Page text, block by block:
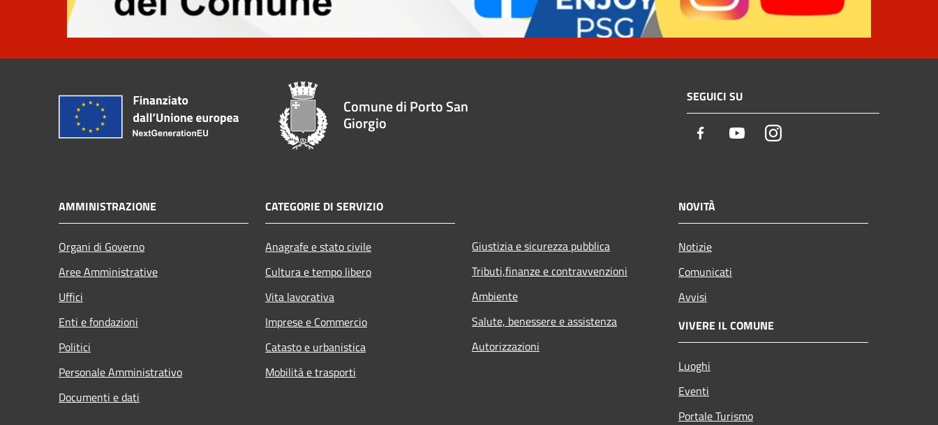
Comune di Porto San
Giorgio
SEGUICI SU
Facebook YoutubeInstagram
AMMINISTRAZIONE
Organi di Governo
Aree Amministrative
Uffici
Enti e fondazioni
Politici
Personale Amministrativo
Documenti e dati
CATEGORIE DI SERVIZIO
Anagrafe e stato civile
Cultura e tempo libero
Vita lavorativa
Imprese e Commercio
Catasto e urbanistica
Mobilità e trasporti
Giustizia e sicurezza pubblica
Tributi,finanze e contravvenzioni
Ambiente
Salute, benessere e assistenza
Autorizzazioni
NOVITÀ
Notizie
Comunicati
Avvisi
VIVERE IL COMUNE
Luoghi
Eventi
Portale Turismo